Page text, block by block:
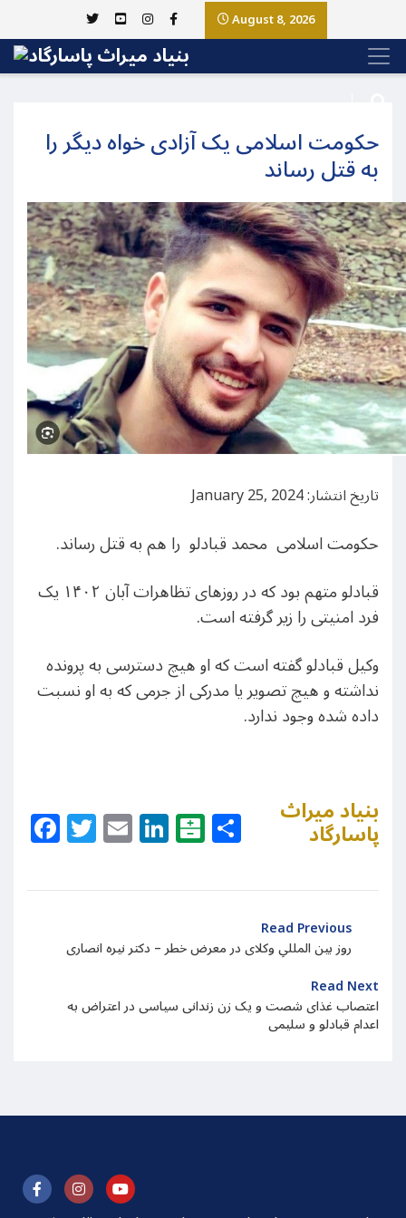
August 8, 2026
حکومت اسلامی یک آزادی خواه دیگر را
به قتل رساند
تاریخ انتشار: January 25, 2024
حکومت اسلامی محمد قبادلو را هم به قتل رساند.
قبادلو متهم بود که در روزهای تظاهرات آبان ۱۴۰۲ یک
فرد امنیتی را زیر گرفته است.
وکیل قبادلو گفته است که او هیچ دسترسی به پرونده
نداشته و هیچ تصویر یا مدرکی از جرمی که به او نسبت
داده شده وجود ندارد.
Facebook
Twitter
EmailLinkedIn
Balatarin
Share
بنیاد میراث
پاسارگاد
Read Previous
روز بین المللیِ وکلای در معرض خطر – دکتر نیره انصاری
Read Next
اعتصاب غذای شصت و یک زن زندانی سیاسی در اعتراض به
اعدام قبادلو و سلیمی